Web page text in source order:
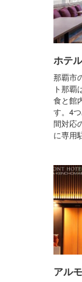
ホテ
那覇市
ト那覇
食と館
す。4
間対応
に専用
アル